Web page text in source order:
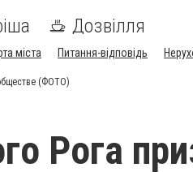
Дозвілля
міста Питання-відповідь
(ФОТО)
Рога